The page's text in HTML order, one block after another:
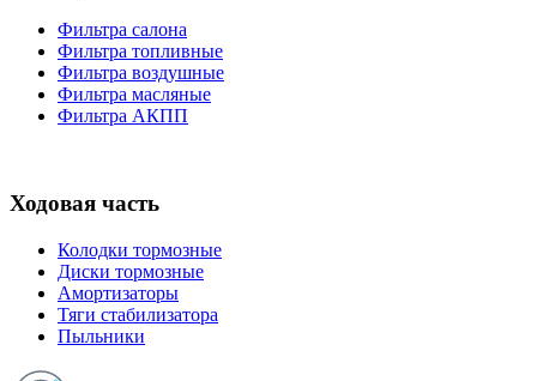
Фильтра салона
Фильтра топливные
Фильтра воздушные
Фильтра масляные
Фильтра АКПП
Ходовая часть
Колодки тормозные
Диски тормозные
Амортизаторы
Тяги стабилизатора
Пыльники